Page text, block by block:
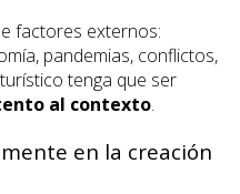
factores externos:
pandemias, conflictos,
tenga que ser
al contexto.
en la creación